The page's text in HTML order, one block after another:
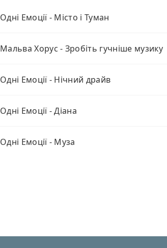
Одні Емоції - Місто і Туман
Мальва Хорус - Зробіть гучніше музику
Одні Емоції - Нічний драйв
Одні Емоції - Діана
Одні Емоції - Муза